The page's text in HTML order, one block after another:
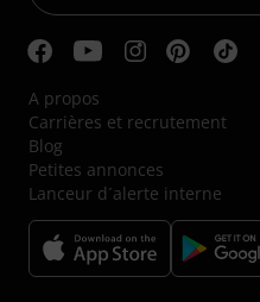
A propos
Carrières et recrutement
Blog
Petites annonces
Lanceur d´alerte interne